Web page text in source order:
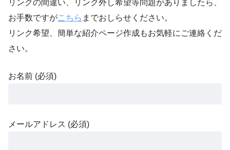
リンクの間違い、リンク外し希望等問題がありましたら、
お手数ですがこちら までおしらせください。
リンク希望、簡単な紹介ページ作成もお気軽にご連絡くだ
さい。
お名前 (必須)
メールアドレス (必須)